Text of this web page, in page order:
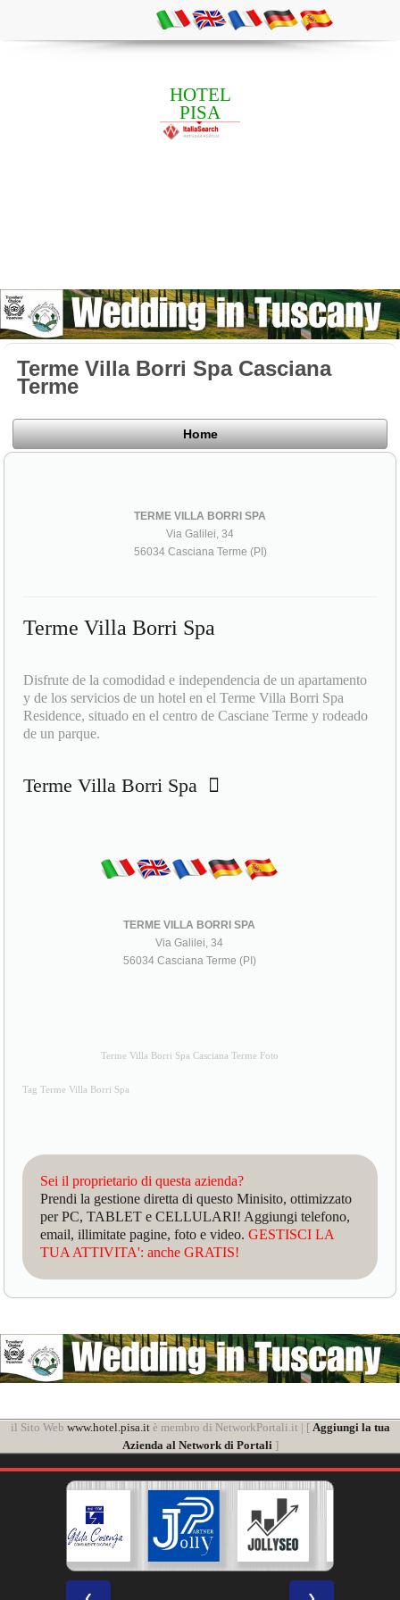
HOTEL
PISA
Terme Villa Borri Spa Casciana
Terme
Home
TERME VILLA BORRI SPA
Via Galilei, 34
56034 Casciana Terme (PI)
Terme Villa Borri Spa
Disfrute de la comodidad e independencia de un apartamento
y de los servicios de un hotel en el Terme Villa Borri Spa
Residence, situado en el centro de Casciane Terme y rodeado
de un parque.
Terme Villa Borri Spa
TERME VILLA BORRI SPA
Via Galilei, 34
56034 Casciana Terme (PI)
Terme Villa Borri Spa Casciana Terme Foto
Tag Terme Villa Borri Spa
Sei il proprietario di questa azienda?
Prendi la gestione diretta di questo Minisito, ottimizzato
per PC, TABLET e CELLULARI! Aggiungi telefono,
email, illimitate pagine, foto e video.GESTISCI LA
TUA ATTIVITA': anche GRATIS!
il Sito Web www.hotel.pisa.itè membro di NetworkPortali.it | [ Aggiungi la tua
Azienda al Network di Portali]